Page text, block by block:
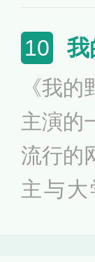
明、极
相遇到
内心
活，两
10 我
《我
主演的
流行的
主与